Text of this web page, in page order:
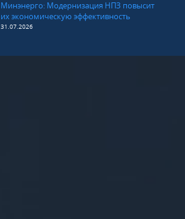
Минэнерго: Модернизация НПЗ повысит
их экономическую эффективность
31.07.2026